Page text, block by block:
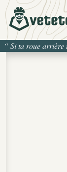
“ Si ta roue arrière